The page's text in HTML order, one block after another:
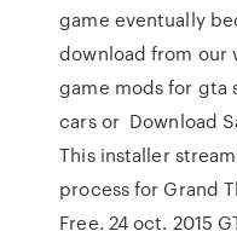
game eventually
download from our
game mods for gta
cars or Download
This installer
process for Grand
Free. 24 oct. 2015